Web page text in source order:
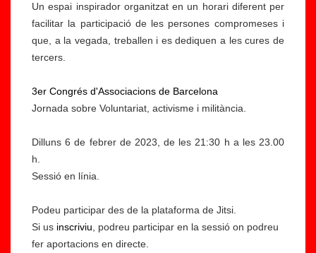
Un espai inspirador organitzat en un horari diferent per
facilitar la participació de les persones compromeses i
que, a la vegada, treballen i es dediquen a les cures de
tercers.
3er Congrés d'Associacions de Barcelona
Jornada sobre Voluntariat, activisme i militància.
Dilluns 6 de febrer de 2023, de les 21:30 h a les 23.00
h.
Sessió en línia.
Podeu participar des de la plataforma de Jitsi.
Si us inscriviu , podreu participar en la sessió on podreu
fer aportacions en directe.